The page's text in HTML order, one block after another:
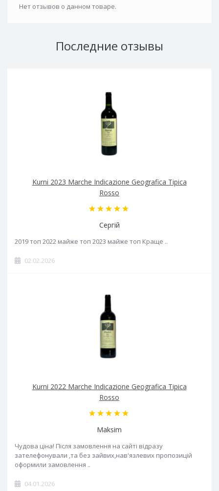
Нет отзывов о данном товаре.
Последние отзывы
Kurni 2023 Marche Indicazione Geografica Tipica
Rosso
Сергій
2019 топ 2022 майже топ 2023 майже топ Краще ..
02.02.2026
Kurni 2022 Marche Indicazione Geografica Tipica
Rosso
Maksim
Чудова ціна! Після замовлення на сайті відразу
зателефонували ,та без зайвих,нав'язлевих пропозицій
оформили замовлення ..
04.01.2026